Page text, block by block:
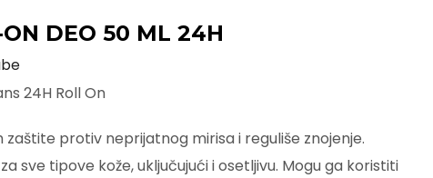
DEO 50 ML 24H
24H Roll On
zaštite protiv neprijatnog mirisa i reguliše znojenje.
sve tipove kože, uključujući i osetljivu. Mogu ga koristiti